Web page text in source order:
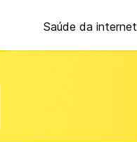
Saúde da internet